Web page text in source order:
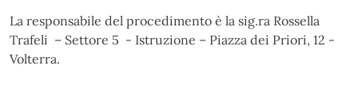
La responsabile del procedimento è la sig.ra Rossella
Trafeli – Settore 5 - Istruzione – Piazza dei Priori, 12 -
Volterra.